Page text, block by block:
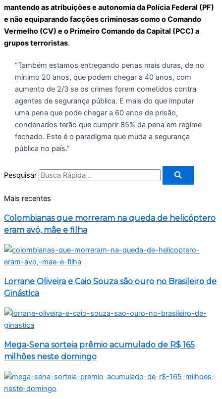
mantendo as atribuições e autonomia da Polícia Federal (PF)
e não equiparando facções criminosas como o Comando
Vermelho (CV) e o Primeiro Comando da Capital (PCC) a
grupos terroristas.
“Também estamos entregando penas mais duras, de no
mínimo 20 anos, que podem chegar a 40 anos, com
aumento de 2/3 se os crimes forem cometidos contra
agentes de segurança pública. E mais do que imputar
uma pena que pode chegar a 60 anos de prisão,
condenados terão que cumprir 85% da pena em regime
fechado. Este é o paradigma que muda a segurança
pública no país.”
Pesquisar
Mais recentes
Colombianas que morreram na queda de helicóptero
eram avó, mãe e filha
Lorrane Oliveira e Caio Souza são ouro no Brasileiro de
Ginástica
Mega-Sena sorteia prêmio acumulado de R$ 165
milhões neste domingo